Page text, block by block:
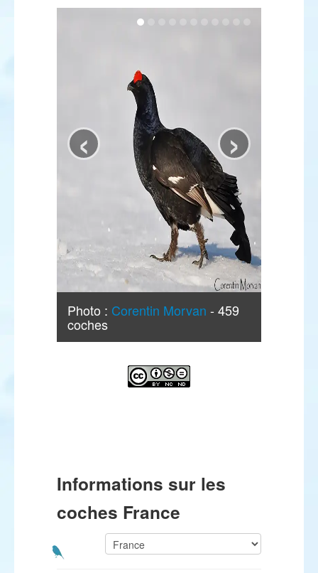
Photo : Corentin Morvan - 459
coches
‹ ›
Informations sur les
coches France